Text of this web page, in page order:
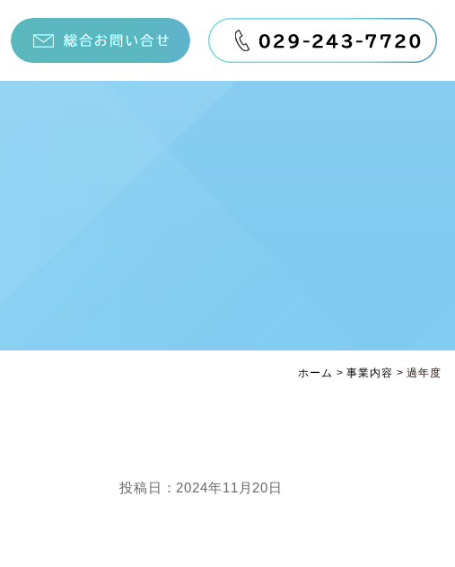
ホーム >事業内容 >過年度
投稿日：2024年11月20日